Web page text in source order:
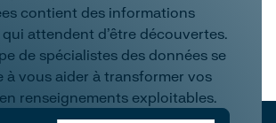
contient des informations
qui attendent d'être découvertes.
de spécialistes des données se
à vous aider à transformer vos
renseignements exploitables.